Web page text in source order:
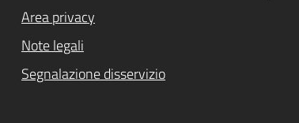
Area privacy
Note legali
Segnalazione disservizio